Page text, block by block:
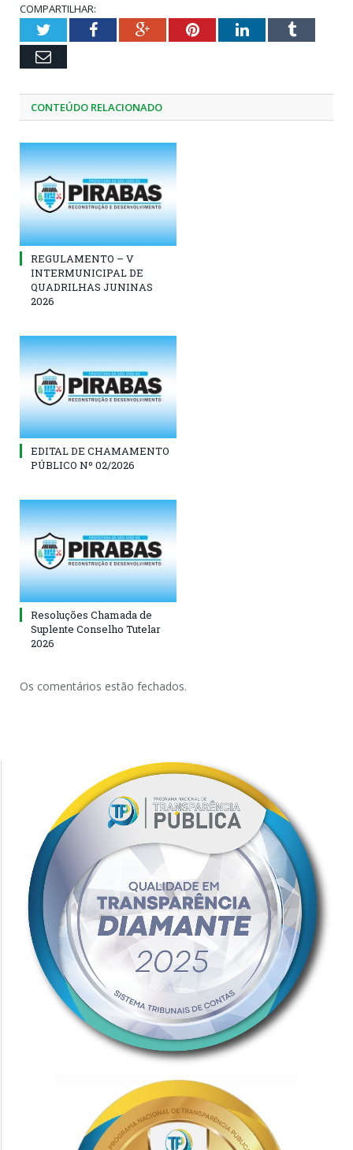
COMPARTILHAR:
TwitterFacebookGoogle+PinterestLinkedInTumblr
Email
CONTEÚDO RELACIONADO
REGULAMENTO – V
INTERMUNICIPAL DE
QUADRILHAS JUNINAS
2026
EDITAL DE CHAMAMENTO
PÚBLICO Nº 02/2026
Resoluções Chamada de
Suplente Conselho Tutelar
2026
Os comentários estão fechados.